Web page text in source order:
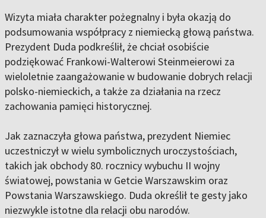
Wizyta miała charakter pożegnalny i była okazją do
podsumowania współpracy z niemiecką głową państwa.
Prezydent Duda podkreślił, że chciał osobiście
podziękować Frankowi-Walterowi Steinmeierowi za
wieloletnie zaangażowanie w budowanie dobrych relacji
polsko-niemieckich, a także za działania na rzecz
zachowania pamięci historycznej.
Jak zaznaczyła głowa państwa, prezydent Niemiec
uczestniczył w wielu symbolicznych uroczystościach,
takich jak obchody 80. rocznicy wybuchu II wojny
światowej, powstania w Getcie Warszawskim oraz
Powstania Warszawskiego. Duda określił te gesty jako
niezwykle istotne dla relacji obu narodów.